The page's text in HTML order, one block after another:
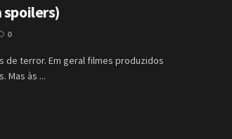
spoilers)
0
de terror. Em geral filmes produzidos
Mas às ...